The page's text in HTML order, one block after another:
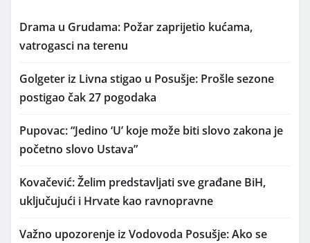
Drama u Grudama: Požar zaprijetio kućama,
vatrogasci na terenu
Golgeter iz Livna stigao u Posušje: Prošle sezone
postigao čak 27 pogodaka
Pupovac: “Jedino ‘U’ koje može biti slovo zakona je
početno slovo Ustava”
Kovačević: Želim predstavljati sve građane BiH,
uključujući i Hrvate kao ravnopravne
Važno upozorenje iz Vodovoda Posušje: Ako se